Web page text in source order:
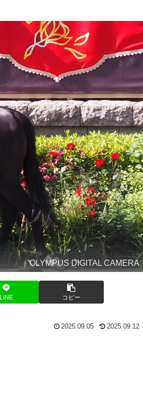
OLYMPUS DIGITAL CAMERA
LINE コピー
2025.09.05 2025.09.12